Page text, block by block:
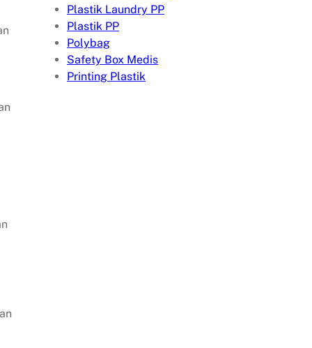
Plastik Laundry PP
Plastik PP
Polybag
Safety Box Medis
Printing Plastik